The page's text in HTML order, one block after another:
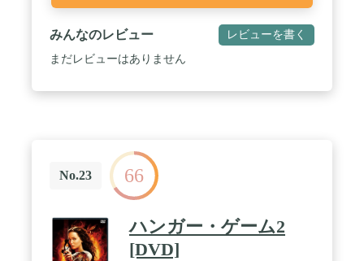
みんなのレビュー レビューを書く
まだレビューはありません
No.23 66
ハンガー・ゲーム2
[DVD]